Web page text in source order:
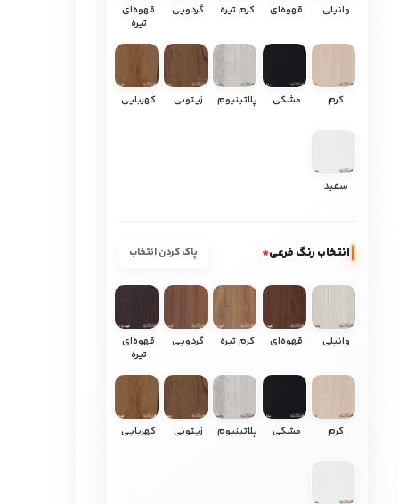
وانیلی قهوه‌ای کرم تیره گردویی
قهوه‌ای
تیره
کرم مشکی پلاتینیوم زیتونی کهربایی
سفید
انتخاب رنگ فرعی* پاک کردن انتخاب
وانیلی قهوه‌ای کرم تیره گردویی
قهوه‌ای
تیره
کرم مشکی پلاتینیوم زیتونی کهربایی